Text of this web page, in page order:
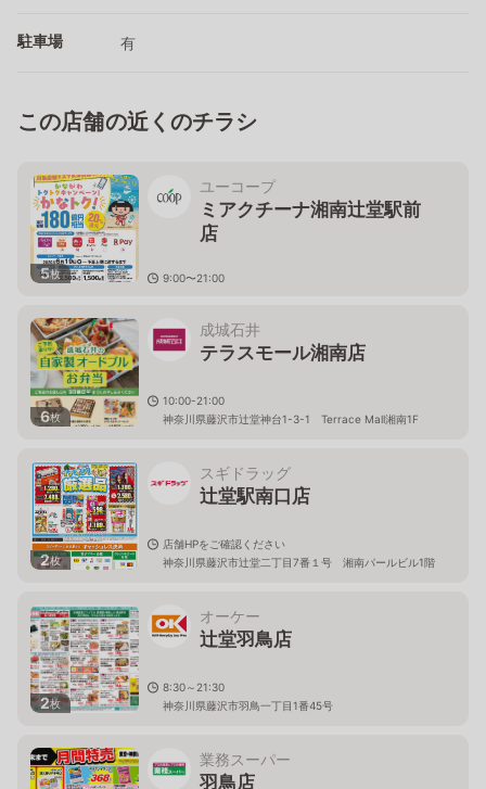
駐車場 有
この店舗の近くのチラシ
5枚
ユーコープ
ミアクチーナ湘南辻堂駅前
店
9:00〜21:00
6枚
成城石井
テラスモール湘南店
10:00-21:00
神奈川県藤沢市辻堂神台1-3-1 Terrace Mall湘南1F
2枚
スギドラッグ
辻堂駅南口店
店舗HPをご確認ください
神奈川県藤沢市辻堂二丁目7番１号 湘南パールビル1階
2枚
オーケー
辻堂羽鳥店
8:30～21:30
神奈川県藤沢市羽鳥一丁目1番45号
業務スーパー
羽鳥店